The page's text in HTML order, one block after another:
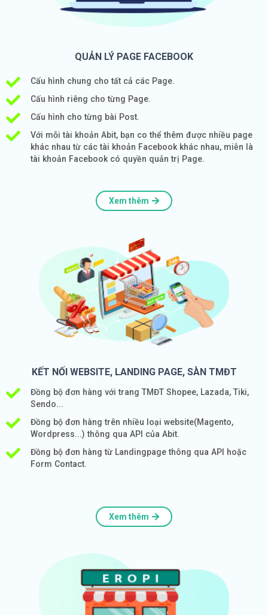
QUẢN LÝ PAGE FACEBOOK
Cấu hình chung cho tất cả các Page.
Cấu hình riêng cho từng Page.
Cấu hình cho từng bài Post.
Với mỗi tài khoản Abit, bạn co thể thêm được nhiều page
khác nhau từ các tài khoản Facebook khác nhau, miễn là
tài khoản Facebook có quyền quản trị Page.
Xem thêm
KẾT NỐI WEBSITE, LANDING PAGE, SÀN TMĐT
Đồng bộ đơn hàng với trang TMĐT Shopee, Lazada, Tiki,
Sendo...
Đồng bộ đơn hàng trên nhiều loại website(Magento,
Wordpress...) thông qua API của Abit.
Đồng bộ đơn hàng từ Landingpage thông qua API hoặc
Form Contact.
Xem thêm